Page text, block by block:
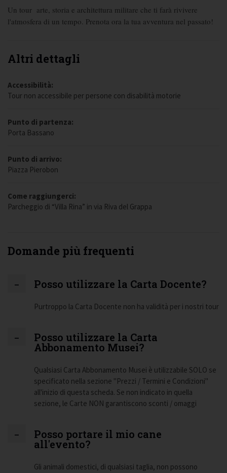
Un tour arte, storia e architettura militare che ti farà rivivere
l'atmosfera di un tempo. Prenota ora la tua avventura nel passato!
Altri dettagli
Accessibilità:
Tour non accessibile per persone con disabilità motorie
Punto di partenza:
Porta Bassano
Punto di arrivo:
Piazza Pierobon
Come raggiungerci:
Parcheggio di “Villa Rina” in via Riva del Grappa
Domande più frequenti
Posso utilizzare la Carta Docente?
Purtroppo la Carta Docente non ha validità per i nostri tour
Posso utilizzare la Carta
Abbonamento Musei?
Qualsiasi Carta Abbonamento Musei è utilizzabile SOLO se
specificato nella sezione "Prezzi / Termini e Condizioni"
all'inizio di questa scheda. Se non indicato in quella
sezione, le Carte NON garantiscono sconti / omaggi
Posso portare il mio cane
all'evento?
Gli animali domestici, di qualsiasi taglia, non possono